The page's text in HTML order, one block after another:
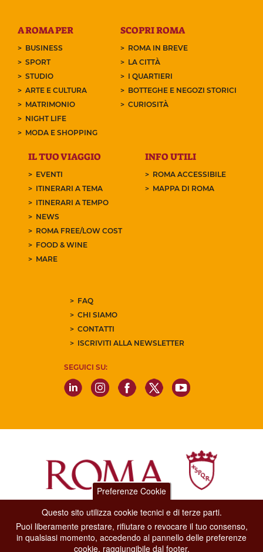
A ROMA PER
BUSINESS
SPORT
STUDIO
ARTE E CULTURA
MATRIMONIO
NIGHT LIFE
MODA E SHOPPING
SCOPRI ROMA
ROMA IN BREVE
LA CITTÀ
I QUARTIERI
BOTTEGHE E NEGOZI STORICI
CURIOSITÀ
IL TUO VIAGGIO
EVENTI
ITINERARI A TEMA
ITINERARI A TEMPO
NEWS
ROMA FREE/LOW COST
FOOD & WINE
MARE
INFO UTILI
ROMA ACCESSIBILE
MAPPA DI ROMA
FAQ
CHI SIAMO
CONTATTI
ISCRIVITI ALLA NEWSLETTER
SEGUICI SU:
Dipartimento Grandi Eventi, Sport, Turismo e Moda.
Via di San Basilio, 51
00187 Roma
Preferenze Cookie
Questo sito utilizza cookie tecnici e di terze parti.
Puoi liberamente prestare, rifiutare o revocare il tuo consenso,
in qualsiasi momento, accedendo al pannello delle preferenze
cookie, raggiungibile dal footer.